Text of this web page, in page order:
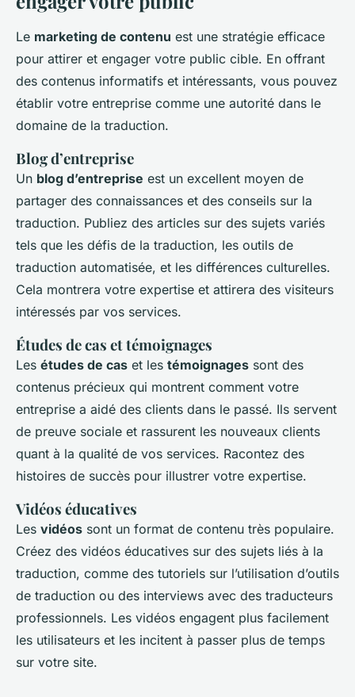
Le marketing de contenu est une stratégie efficace
pour attirer et engager votre public cible. En offrant
des contenus informatifs et intéressants, vous pouvez
établir votre entreprise comme une autorité dans le
domaine de la traduction.
Blog d’entreprise
Un blog d’entreprise est un excellent moyen de
partager des connaissances et des conseils sur la
traduction. Publiez des articles sur des sujets variés
tels que les défis de la traduction, les outils de
traduction automatisée, et les différences culturelles.
Cela montrera votre expertise et attirera des visiteurs
intéressés par vos services.
Études de cas et témoignages
Les études de cas et les témoignages sont des
contenus précieux qui montrent comment votre
entreprise a aidé des clients dans le passé. Ils servent
de preuve sociale et rassurent les nouveaux clients
quant à la qualité de vos services. Racontez des
histoires de succès pour illustrer votre expertise.
Vidéos éducatives
Les vidéos sont un format de contenu très populaire.
Créez des vidéos éducatives sur des sujets liés à la
traduction, comme des tutoriels sur l’utilisation d’outils
de traduction ou des interviews avec des traducteurs
professionnels. Les vidéos engagent plus facilement
les utilisateurs et les incitent à passer plus de temps
sur votre site.